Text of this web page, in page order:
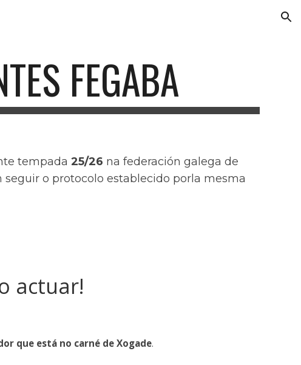
FEGABA
tempada25/26 na federación galega de
seguir o protocolo establecido porla mesma
actuar!
que está no carné de Xogade.